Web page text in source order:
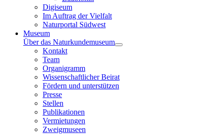
Digiseum
Im Auftrag der Vielfalt
Naturportal Südwest
Museum
Über das Naturkundemuseum
Kontakt
Team
Organigramm
Wissenschaftlicher Beirat
Fördern und unterstützen
Presse
Stellen
Publikationen
Vermietungen
Zweigmuseen